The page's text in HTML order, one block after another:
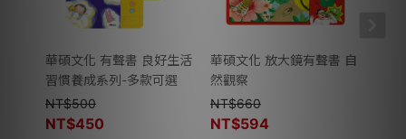
華碩文化 有聲書 良好生活
習慣養成系列-多款可選
NT$500
NT$450
華碩文化 放大鏡有聲書 自
然觀察
NT$660
NT$594